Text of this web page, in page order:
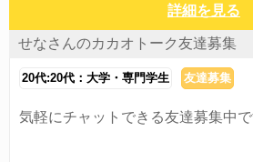
詳細を見る
せなさんのカカオトーク友達募集
20代:20代：大学・専門学生 友達募集
気軽にチャットできる友達募集中で